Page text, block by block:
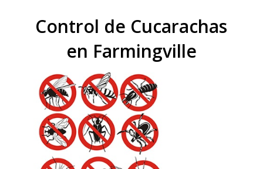
Control de Cucarachas
en Farmingville